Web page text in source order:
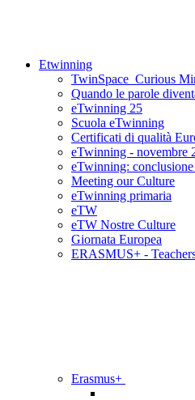
Etwinning
TwinSpace_Curious
Quando le parole
eTwinning 25
Scuola eTwinning
Certificati di qualità
eTwinning - novembre
eTwinning:
Meeting our Culture
eTwinning primaria
eTW
eTW Nostre Culture
Giornata Europea
ERASMUS+ -
Erasmus+